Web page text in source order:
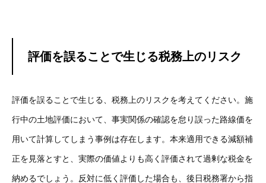
評価を誤ることで生じる税務上のリスク
評価を誤ることで生じる、税務上のリスクを考えてください。施
行中の土地評価において、事実関係の確認を怠り誤った路線価を
用いて計算してしまう事例は存在します。本来適用できる減額補
正を見落とすと、実際の価値よりも高く評価されて過剰な税金を
納めるでしょう。反対に低く評価した場合も、後日税務署から指